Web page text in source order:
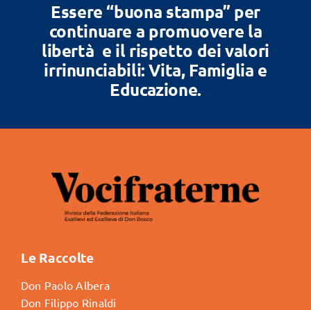
Essere “buona stampa” per
continuare a promuovere la
libertà e il rispetto dei valori
irrinunciabili: Vita, Famiglia e
Educazione.
Le Raccolte
Don Paolo Albera
Don Filippo Rinaldi